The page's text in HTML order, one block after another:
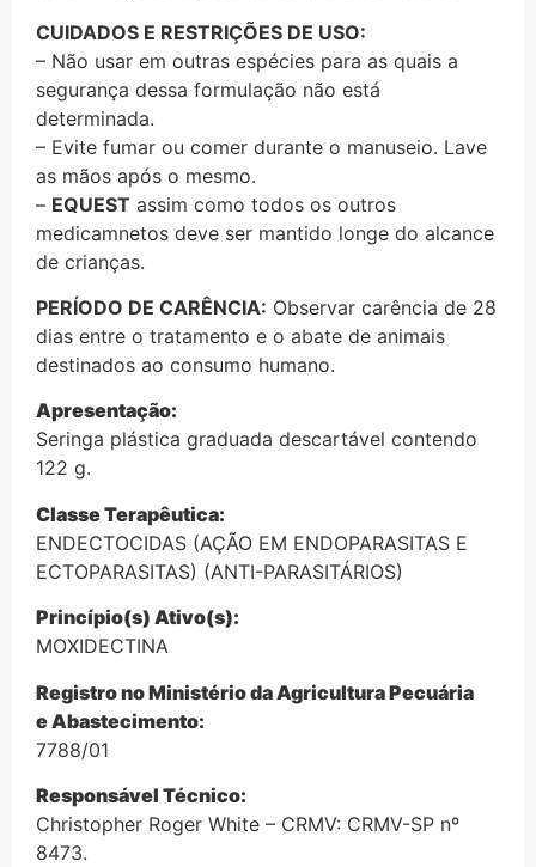
CUIDADOS E RESTRIÇÕES DE USO:
– Não usar em outras espécies para as quais a
segurança dessa formulação não está
determinada.
– Evite fumar ou comer durante o manuseio. Lave
as mãos após o mesmo.
– EQUEST assim como todos os outros
medicamnetos deve ser mantido longe do alcance
de crianças.
PERÍODO DE CARÊNCIA: Observar carência de 28
dias entre o tratamento e o abate de animais
destinados ao consumo humano.
Apresentação:
Seringa plástica graduada descartável contendo
122 g.
Classe Terapêutica:
ENDECTOCIDAS (AÇÃO EM ENDOPARASITAS E
ECTOPARASITAS) (ANTI-PARASITÁRIOS)
Princípio(s) Ativo(s):
MOXIDECTINA
Registro no Ministério da Agricultura Pecuária
e Abastecimento:
7788/01
Responsável Técnico:
Christopher Roger White – CRMV: CRMV-SP nº
8473.